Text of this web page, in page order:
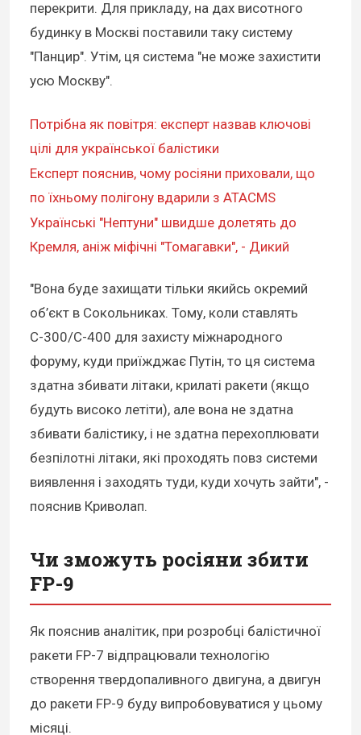
перекрити. Для прикладу, на дах висотного
будинку в Москві поставили таку систему
"Панцир". Утім, ця система "не може захистити
усю Москву".
Потрібна як повітря: експерт назвав ключові
цілі для української балістики
Експерт пояснив, чому росіяни приховали, що
по їхньому полігону вдарили з ATACMS
Українські "Нептуни" швидше долетять до
Кремля, аніж міфічні "Томагавки", - Дикий
"Вона буде захищати тільки якийсь окремий
об’єкт в Сокольниках. Тому, коли ставлять
С-300/С-400 для захисту міжнародного
форуму, куди приїжджає Путін, то ця система
здатна збивати літаки, крилаті ракети (якщо
будуть високо летіти), але вона не здатна
збивати балістику, і не здатна перехоплювати
безпілотні літаки, які проходять повз системи
виявлення і заходять туди, куди хочуть зайти", -
пояснив Криволап.
Чи зможуть росіяни збити
FP-9
Як пояснив аналітик, при розробці балістичної
ракети FP-7 відпрацювали технологію
створення твердопаливного двигуна, а двигун
до ракети FP-9 буду випробовуватися у цьому
місяці.